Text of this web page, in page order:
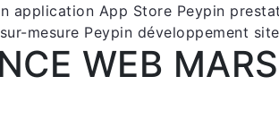
application App Store Peypin
sur-mesure Peypin développement
WEB